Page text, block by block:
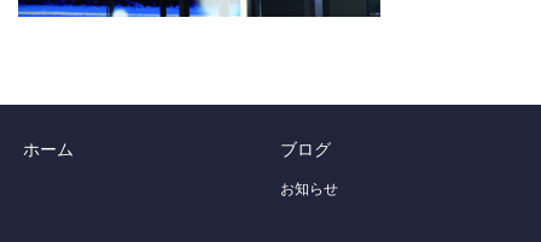
ホーム ブログ
お知らせ